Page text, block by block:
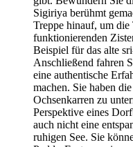
Sigiriya berühmt
Treppe hinauf, um die
funktionierenden
Beispiel für das alte
Anschließend fahren
eine authentische
machen. Sie haben
Ochsenkarren zu
Perspektive eines
auch nicht eine
ruhigen See. Sie